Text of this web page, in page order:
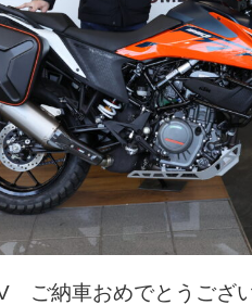
ご納車おめでとうござ